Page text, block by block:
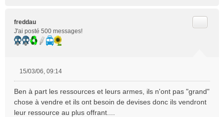
freddau
J'ai posté 500 messages!
s
s
a
15/03/06, 09:14
Ben à part les ressources et leurs armes, ils n'ont pas "grand"
chose à vendre et ils ont besoin de devises donc ils vendront
leur ressource au plus offrant....